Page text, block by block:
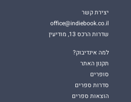
יצירת קשר
office@indiebook.co.il
שדרות הרכס 13, מודיעין
למה אינדיבוק?
תקנון האתר
סופרים
סדרות ספרים
הוצאות ספרים